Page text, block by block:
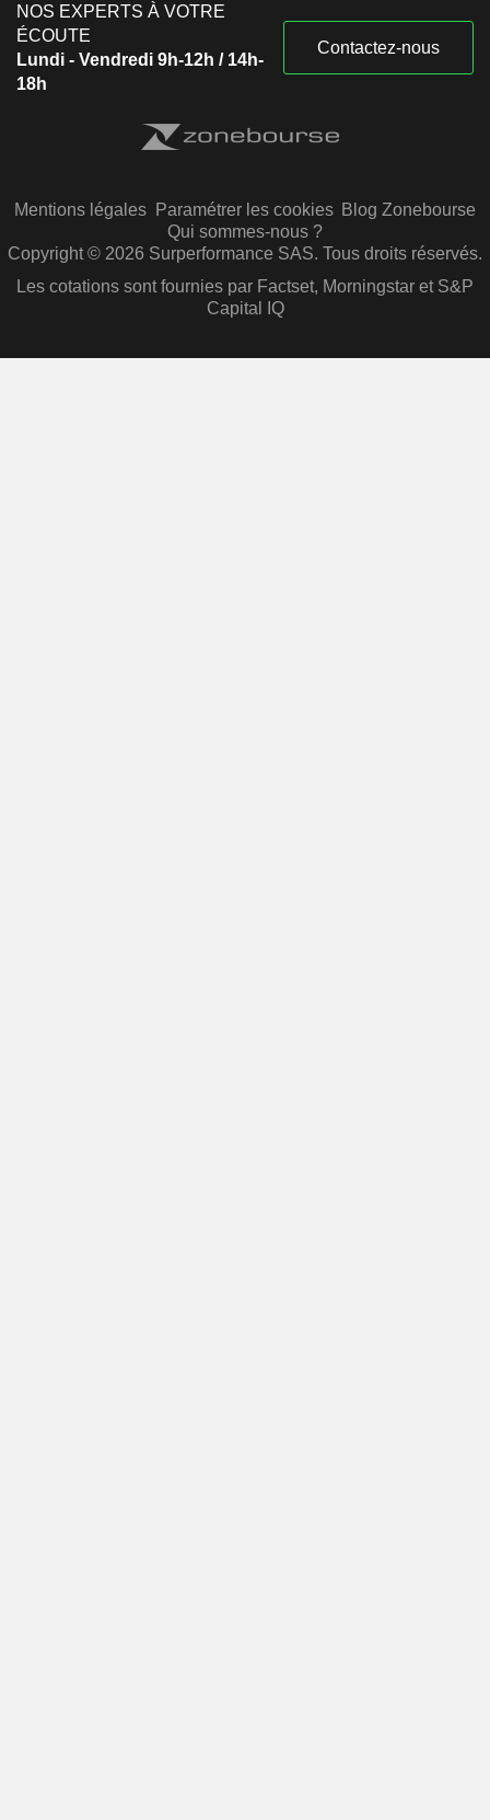
NOS EXPERTS À VOTRE
ÉCOUTE
Lundi - Vendredi 9h-12h / 14h-
18h
Contactez-nous
Mentions légales Paramétrer les cookies Blog Zonebourse
Qui sommes-nous ?
Copyright © 2026 Surperformance SAS. Tous droits réservés.
Les cotations sont fournies par Factset, Morningstar et S&P
Capital IQ